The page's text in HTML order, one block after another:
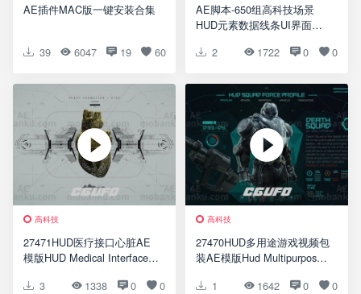
AE插件MAC版一键安装合集
39 6047 19 60
AE脚本-650组高科技场景
HUD元素数据线条UI界面动
2
1722 0 0
高科技
27471HUD医疗接口心脏AE
模版HUD Medical Interface
3
1338 0 0
高科技
27470HUD多用途游戏视频包
装AE模版Hud Multipurpose
1
1642 0 0